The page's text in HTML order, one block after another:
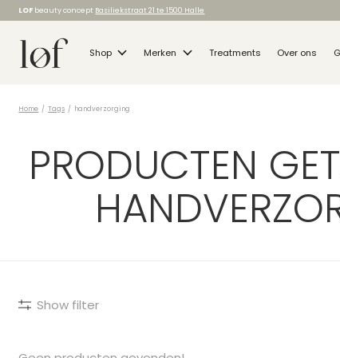
LOF beauty concept Basiliekstraat 21 te 1500 Halle
Shop Merken Treatments Over ons
Home / Tags / handverzorging
PRODUCTEN
Show filter